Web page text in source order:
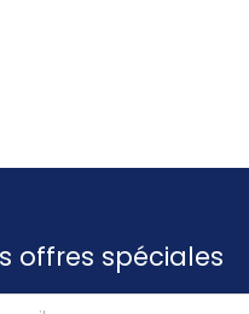
offres spéciales